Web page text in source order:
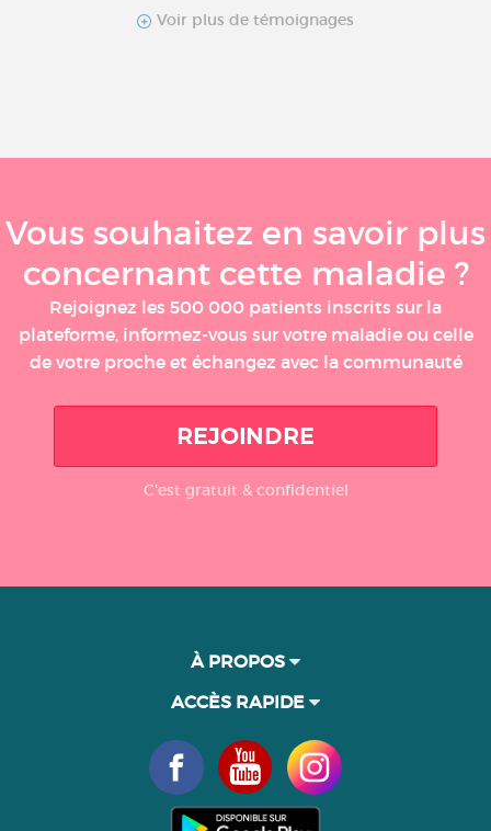
Voir plus de témoignages
Vous souhaitez en savoir plus
concernant cette maladie ?
Rejoignez les 500 000 patients inscrits sur la
plateforme, informez-vous sur votre maladie ou celle
de votre proche et échangez avec la communauté
REJOINDRE
C'est gratuit & confidentiel
À PROPOS
ACCÈS RAPIDE